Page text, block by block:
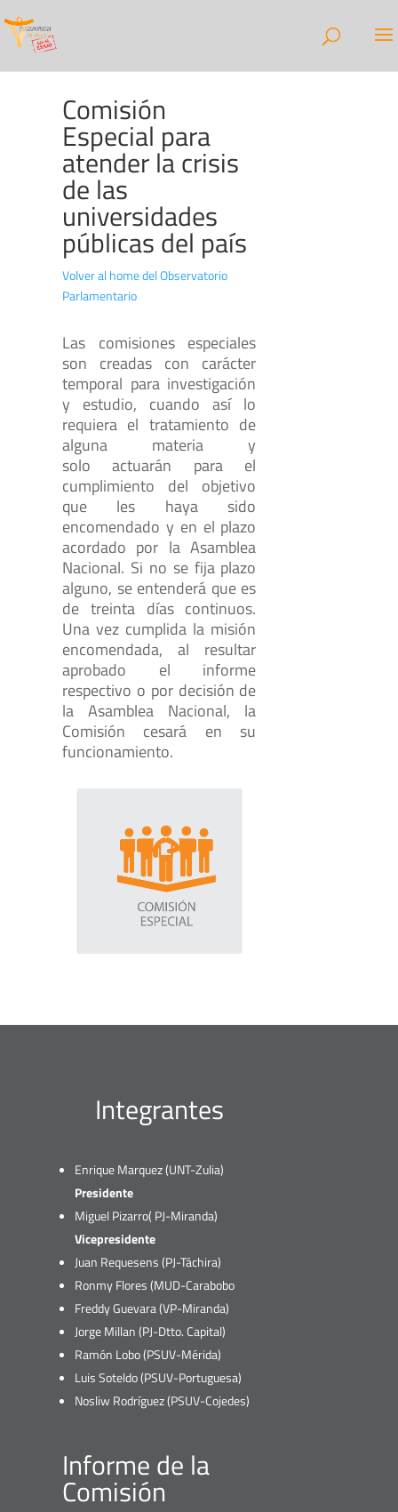
Comisión
Especial para
atender la crisis
de las
universidades
públicas del país
Volver al home del Observatorio
Parlamentario
Las comisiones especiales
son creadas con carácter
temporal para investigación
y estudio, cuando así lo
requiera el tratamiento de
alguna materia y
solo actuarán para el
cumplimiento del objetivo
que les haya sido
encomendado y en el plazo
acordado por la Asamblea
Nacional. Si no se fija plazo
alguno, se entenderá que es
de treinta días continuos.
Una vez cumplida la misión
encomendada, al resultar
aprobado el informe
respectivo o por decisión de
la Asamblea Nacional, la
Comisión cesará en su
funcionamiento.
Integrantes
Enrique Marquez (UNT-Zulia)
Presidente
Miguel Pizarro( PJ-Miranda)
Vicepresidente
Juan Requesens (PJ-Táchira)
Ronmy Flores (MUD-Carabobo
Freddy Guevara (VP-Miranda)
Jorge Millan (PJ-Dtto. Capital)
Ramón Lobo (PSUV-Mérida)
Luis Soteldo (PSUV-Portuguesa)
Nosliw Rodríguez (PSUV-Cojedes)
Informe de la
Comisión